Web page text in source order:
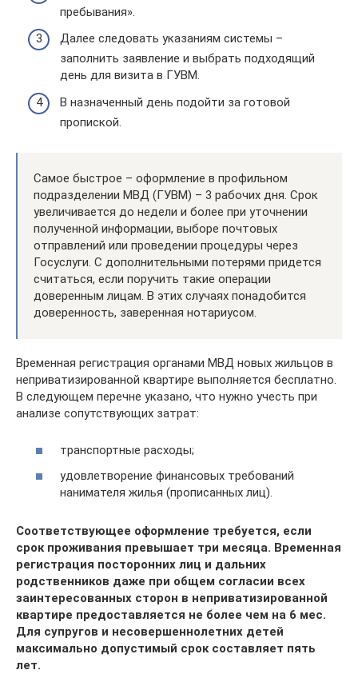
пребывания».
Далее следовать указаниям системы –
заполнить заявление и выбрать подходящий
день для визита в ГУВМ.
В назначенный день подойти за готовой
пропиской.
Самое быстрое – оформление в профильном
подразделении МВД (ГУВМ) – 3 рабочих дня. Срок
увеличивается до недели и более при уточнении
полученной информации, выборе почтовых
отправлений или проведении процедуры через
Госуслуги. С дополнительными потерями придется
считаться, если поручить такие операции
доверенным лицам. В этих случаях понадобится
доверенность, заверенная нотариусом.
Временная регистрация органами МВД новых жильцов в
неприватизированной квартире выполняется бесплатно.
В следующем перечне указано, что нужно учесть при
анализе сопутствующих затрат:
транспортные расходы;
удовлетворение финансовых требований
нанимателя жилья (прописанных лиц).
Соответствующее оформление требуется, если
срок проживания превышает три месяца. Временная
регистрация посторонних лиц и дальних
родственников даже при общем согласии всех
заинтересованных сторон в неприватизированной
квартире предоставляется не более чем на 6 мес.
Для супругов и несовершеннолетних детей
максимально допустимый срок составляет пять
лет.